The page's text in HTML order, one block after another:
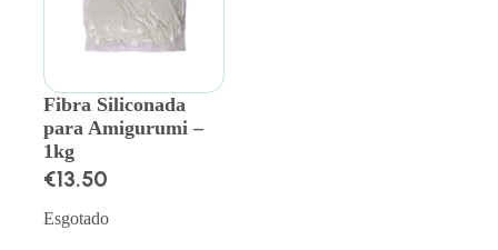
Fibra Siliconada
para Amigurumi –
1kg
€13.50
Esgotado